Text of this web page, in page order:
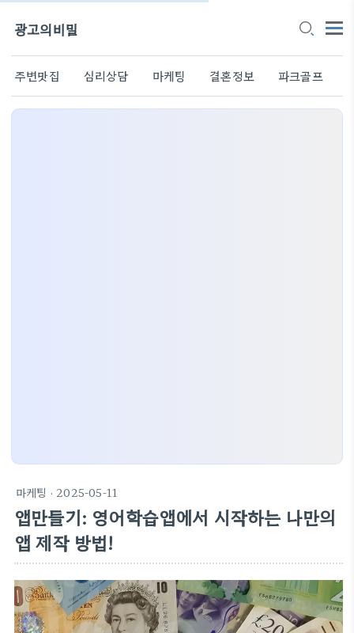
광고의비밀
주변맛집 심리상담 마케팅 결혼정보 파크골프
마케팅 · 2025-05-11
앱만들기: 영어학습앱에서 시작하는 나만의
앱 제작 방법!